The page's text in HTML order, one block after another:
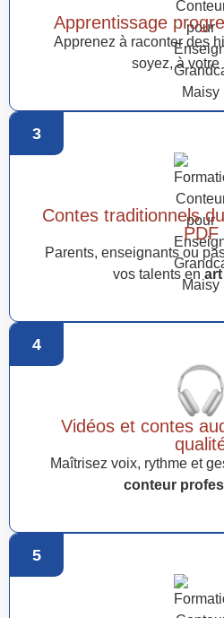
Apprentissage
Apprenez à raconter des
soyez, à votre
3
Contes traditionnels
PDF
Parents, enseignants ou
vos talents en
4
Vidéos et contes
Maîtrisez voix, rythme et
conteur
5